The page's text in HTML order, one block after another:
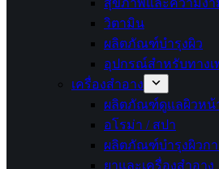
สุขภาพและความงา
วิตามิน
ผลิตภัณฑ์บำรุงผิว
อุปกรณ์สำหรับทางเ
เครื่องสำอาง
ผลิตภัณฑ์ดูแลผิวหน้
อโรม่า / สปา
ผลิตภัณฑ์บำรุงผิวกา
ยาและเครื่องสำอาง